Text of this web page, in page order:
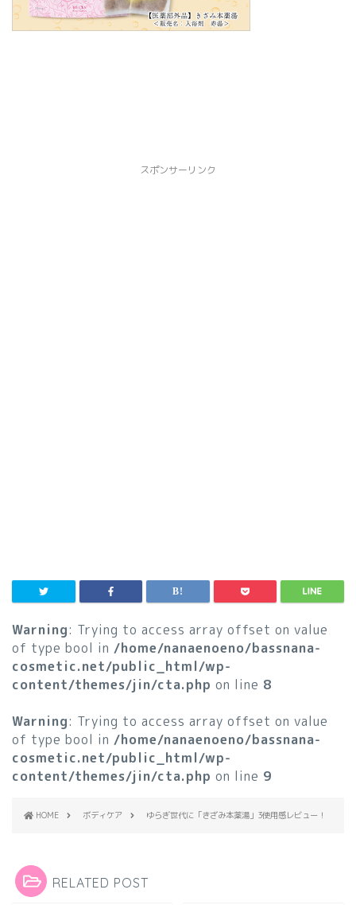
スポンサーリンク
Warning: Trying to access array offset on value
of type bool in /home/nanaenoeno/bassnana-
cosmetic.net/public_html/wp-
content/themes/jin/cta.php on line 8
Warning: Trying to access array offset on value
of type bool in /home/nanaenoeno/bassnana-
cosmetic.net/public_html/wp-
content/themes/jin/cta.php on line 9
HOME ボディケア ゆらぎ世代に「きざみ本薬湯」3使用感レビュー！
RELATED POST